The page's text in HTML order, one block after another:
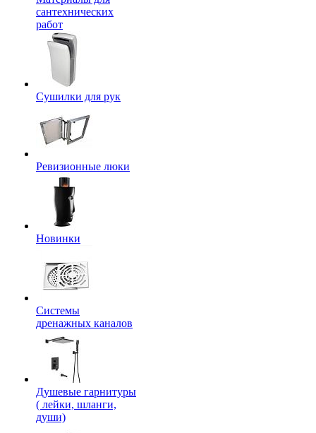
сантехнических
работ
Сушилки для рук
Ревизионные люки
Новинки
Системы
дренажных каналов
Душевые гарнитуры
( лейки, шланги,
души)